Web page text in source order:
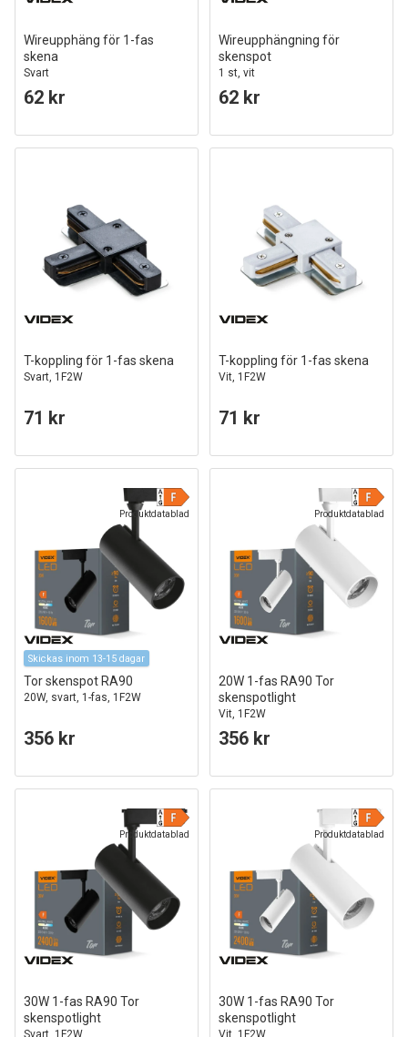
Wireupphäng för 1-fas
skena
Svart
62 kr
Wireupphängning för
skenspot
1 st, vit
62 kr
T-koppling för 1-fas skena
Svart, 1F2W
71 kr
T-koppling för 1-fas skena
Vit, 1F2W
71 kr
Produktdatablad
Skickas inom 13-15 dagar
Tor skenspot RA90
20W, svart, 1-fas, 1F2W
356 kr
Produktdatablad
20W 1-fas RA90 Tor
skenspotlight
Vit, 1F2W
356 kr
Produktdatablad
30W 1-fas RA90 Tor
skenspotlight
Svart, 1F2W
Produktdatablad
30W 1-fas RA90 Tor
skenspotlight
Vit, 1F2W